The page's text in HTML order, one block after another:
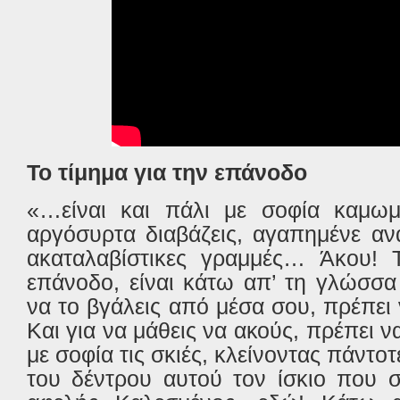
Το τίμημα για την επάνοδο
«…είναι και πάλι με σοφία
αργόσυρτα διαβάζεις, αγαπημένε
ακαταλαβίστικες γραμμές… Άκου!
επάνοδο, είναι κάτω απ’ τη
να το βγάλεις από μέσα σου, πρέπει
Και για να μάθεις να ακούς, πρέπει
με σοφία τις σκιές, κλείνοντας
του δέντρου αυτού τον ίσκιο